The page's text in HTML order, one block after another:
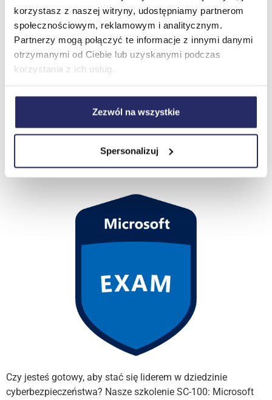
korzystasz z naszej witryny, udostępniamy partnerom
społecznościowym, reklamowym i analitycznym.
Partnerzy mogą połączyć te informacje z innymi danymi
otrzymanymi od Ciebie lub uzyskanymi podczas
korzystania z ich usług.
Zezwól na wszystkie
Spersonalizuj
Czy Twoja organizacja jest przygotowana na potencjalne
zagrożenia cyberbezpieczeństwo? Nasze testy penetracyjne
to kluczowy krok w identyfikowaniu i eliminowaniu luk w
zabezpieczeniach IT. Dzięki naszym usługom możesz być
przed atakami. Czym są testy penetracyjne? Testy
penetracyjne, znane również jako pentesty, to symulowane
ataki na systemy komputerowe, sieci i […]
Szkolenie SC-100. Zostań Ekspertem
Cyberbezpieczeństwa
Czy jesteś gotowy, aby stać się liderem w dziedzinie
cyberbezpieczeństwa? Nasze szkolenie SC-100: Microsoft